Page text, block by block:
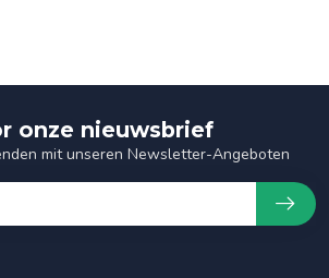
onze nieuwsbrief
mit unseren Newsletter-Angeboten